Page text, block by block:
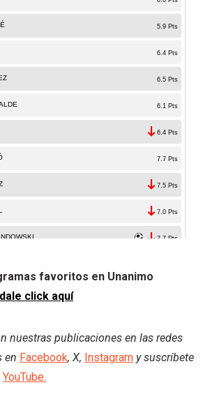
favoritos en Unanimo
dale click aquí
nuestras publicaciones en las redes
en Facebook, X, Instagram y suscríbete
YouTube.